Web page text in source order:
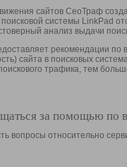
сайтов СеоТраф
поисковой системы LinkPad
анализ выдачи
рекомендации по
сайта в поисковых
трафика, тем
за помощью по
вопросы относительно